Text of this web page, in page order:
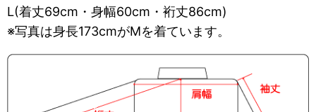
L(着丈69cm・身幅60cm・裄丈86cm)
※写真は身長173cmがMを着ています。